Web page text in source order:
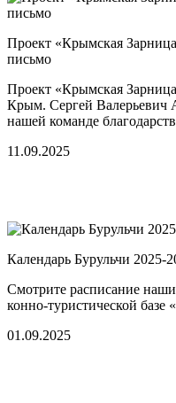
Проект «Крымская
письмо
Проект «Крымская
Крым. Сергей Валерьевич
нашей команде
11.09.2025
Календарь Бурульчи 2025-
Смотрите расписание
конно-туристической базе
01.09.2025